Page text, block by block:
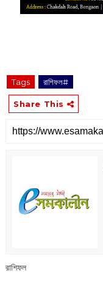
Tags রাশিফল#
Share This
রাশিফল